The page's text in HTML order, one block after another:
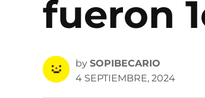
fueron
by SOPIBECARIO
4 SEPTIEMBRE, 2024